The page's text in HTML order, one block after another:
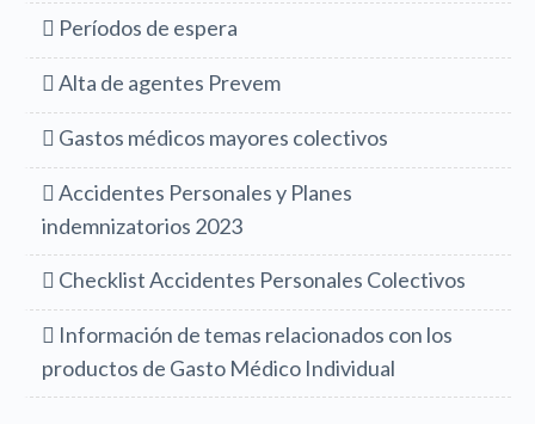
Períodos de espera
Alta de agentes Prevem
Gastos médicos mayores colectivos
Accidentes Personales y Planes
indemnizatorios 2023
Checklist Accidentes Personales Colectivos
Información de temas relacionados con los
productos de Gasto Médico Individual